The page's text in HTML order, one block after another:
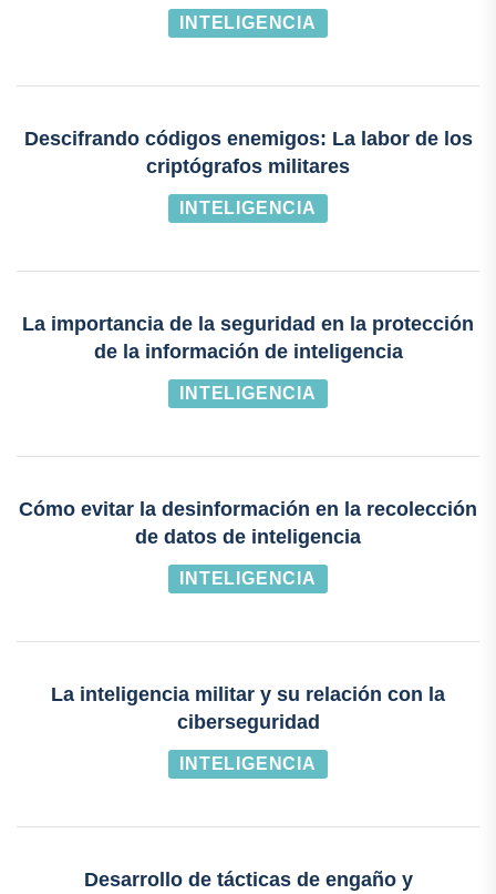
INTELIGENCIA
Descifrando códigos enemigos: La labor de los
criptógrafos militares
INTELIGENCIA
La importancia de la seguridad en la protección
de la información de inteligencia
INTELIGENCIA
Cómo evitar la desinformación en la recolección
de datos de inteligencia
INTELIGENCIA
La inteligencia militar y su relación con la
ciberseguridad
INTELIGENCIA
Desarrollo de tácticas de engaño y